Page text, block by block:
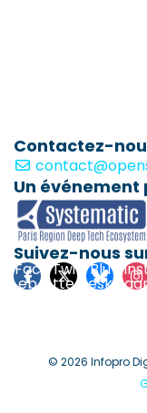
Contactez-
Un
Suivez-nous
Fac
eb
Twi
tte
Blu
esk
© 2026 Infopro